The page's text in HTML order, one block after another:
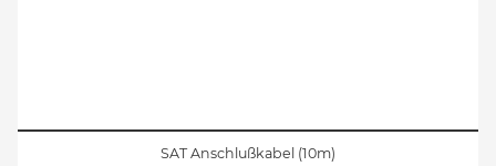
SAT Anschlußkabel (10m)